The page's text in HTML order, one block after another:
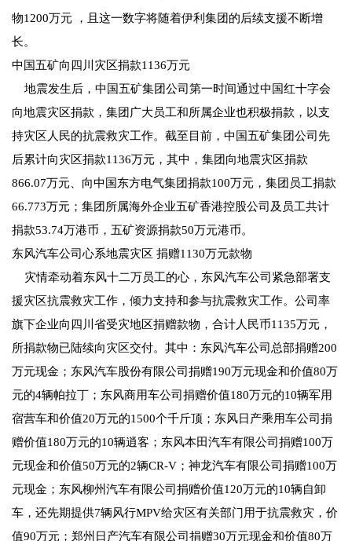
物1200万元 ，且这一数字将随着伊利集团的后续支援不断增
长。
中国五矿向四川灾区捐款1136万元
地震发生后，中国五矿集团公司第一时间通过中国红十字会
向地震灾区捐款，集团广大员工和所属企业也积极捐款，以支
持灾区人民的抗震救灾工作。截至目前，中国五矿集团公司先
后累计向灾区捐款1136万元，其中，集团向地震灾区捐款
866.07万元、向中国东方电气集团捐款100万元，集团员工捐款
66.773万元；集团所属海外企业五矿香港控股公司及员工共计
捐款53.74万港币，五矿资源捐款50万元港币。
东风汽车公司心系地震灾区 捐赠1130万元款物
灾情牵动着东风十二万员工的心，东风汽车公司紧急部署支
援灾区抗震救灾工作，倾力支持和参与抗震救灾工作。公司率
旗下企业向四川省受灾地区捐赠款物，合计人民币1135万元，
所捐款物已陆续向灾区交付。其中：东风汽车公司总部捐赠200
万元现金；东风汽车股份有限公司捐赠190万元现金和价值80万
元的4辆帕拉丁；东风商用车公司捐赠价值180万元的10辆军用
宿营车和价值20万元的1500个千斤顶；东风日产乘用车公司捐
赠价值180万元的10辆逍客；东风本田汽车有限公司捐赠100万
元现金和价值50万元的2辆CR-V；神龙汽车有限公司捐赠100万
元现金；东风柳州汽车有限公司捐赠价值120万元的10辆自卸
车，还先期提供7辆风行MPV给灾区有关部门用于抗震救灾，价
值90万元；郑州日产汽车有限公司捐赠30万元现金和价值80万